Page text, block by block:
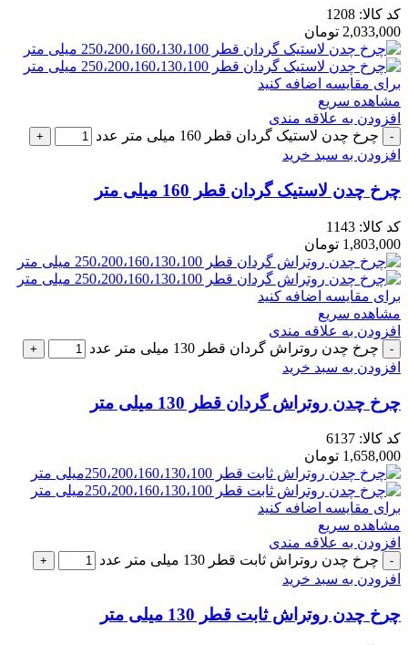
کد کالا: 1208
2,033,000 تومان
برای مقایسه اضافه کنید
مشاهده سریع
افزودن به علاقه مندی
چرخ چدن لاستیک گردان قطر 160 میلی متر عدد
افزودن به سبد خرید
چرخ چدن لاستیک گردان قطر 160 میلی متر
کد کالا: 1143
1,803,000 تومان
برای مقایسه اضافه کنید
مشاهده سریع
افزودن به علاقه مندی
چرخ چدن روتراش گردان قطر 130 میلی متر عدد
افزودن به سبد خرید
چرخ چدن روتراش گردان قطر 130 میلی متر
کد کالا: 6137
1,658,000 تومان
برای مقایسه اضافه کنید
مشاهده سریع
افزودن به علاقه مندی
چرخ چدن روتراش ثابت قطر 130 میلی متر عدد
افزودن به سبد خرید
چرخ چدن روتراش ثابت قطر 130 میلی متر